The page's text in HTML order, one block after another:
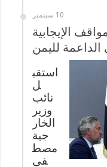
10 سبتمبر
الإيجابية
الداعمة لليمن
استقب
ل
نائب
وزير
الخار
جية
مصط
فى